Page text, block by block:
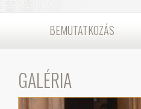
BEMUTATKOZÁS
GALÉRIA